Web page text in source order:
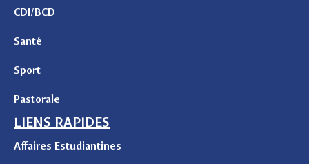
CDI/BCD
Santé
Sport
Pastorale
LIENS RAPIDES
Affaires Estudiantines